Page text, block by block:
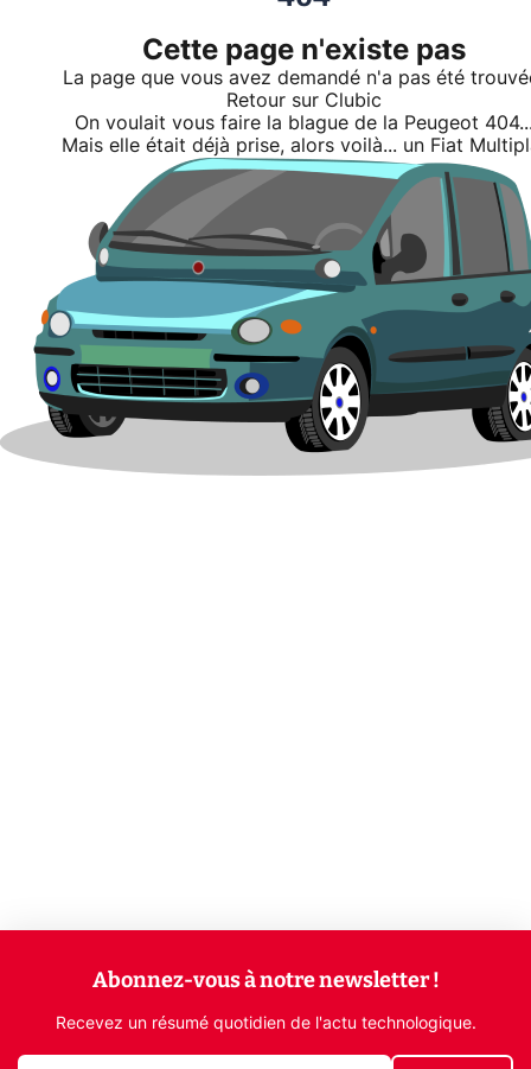
Cette page n'existe pas
La page que vous avez demandé n'a pas été
Retour sur Clubic
On voulait vous faire la blague de la Peugeot
Mais elle était déjà prise, alors voilà... un Fiat
Abonnez-vous à notre newsletter !
Recevez un résumé quotidien de l'actu technologique.